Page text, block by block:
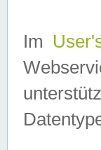
Im